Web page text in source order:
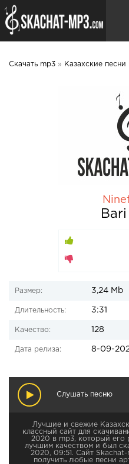
Скачать mp3 » Казахские песни
Размер: 3,24 Mb
Длительность: 3:31
Качество: 128
Дата релиза: 8-09-
Слушать песню
Лучшие и свежие
классный сайт для
2020 в mp3, который его
лучшим качеством и был
2020, 09:51. Сайт
получить любые песни